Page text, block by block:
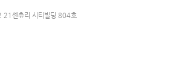
21센츄리 시티빌딩 804호